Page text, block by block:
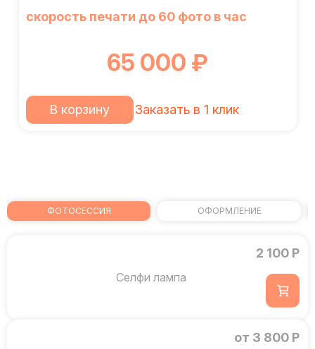
скорость печати до 60 фото в час
65 000 ₽
В корзину Заказать в 1 клик
ФОТОСЕССИЯ ОФОРМЛЕНИЕ
Селфи лампа
2 100 Р
от 3 800 Р